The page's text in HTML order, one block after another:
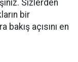
Sizlerden
bir
açısını en